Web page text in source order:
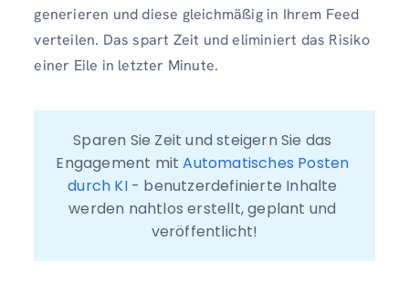
generieren und diese gleichmäßig in Ihrem Feed
verteilen. Das spart Zeit und eliminiert das Risiko
einer Eile in letzter Minute.
Sparen Sie Zeit und steigern Sie das
Engagement mit Automatisches Posten
durch KI - benutzerdefinierte Inhalte
werden nahtlos erstellt, geplant und
veröffentlicht!